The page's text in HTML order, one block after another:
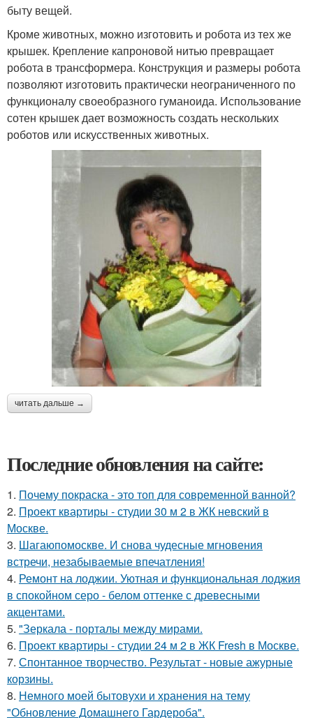
быту вещей.
Кроме животных, можно изготовить и робота из тех же
крышек. Крепление капроновой нитью превращает
робота в трансформера. Конструкция и размеры робота
позволяют изготовить практически неограниченного по
функционалу своеобразного гуманоида. Использование
сотен крышек дает возможность создать нескольких
роботов или искусственных животных.
читать дальше →
Последние обновления на сайте:
1. Почему покраска - это топ для современной ванной?
2. Проект квартиры - студии 30 м 2 в ЖК невский в
Москве.
3. Шагаюпомоскве. И снова чудесные мгновения
встречи, незабываемые впечатления!
4. Ремонт на лоджии. Уютная и функциональная лоджия
в спокойном серо - белом оттенке с древесными
акцентами.
5. "Зеркала - порталы между мирами.
6. Проект квартиры - студии 24 м 2 в ЖК Fresh в Москве.
7. Спонтанное творчество. Результат - новые ажурные
корзины.
8. Немного моей бытовухи и хранения на тему
"Обновление Домашнего Гардероба".